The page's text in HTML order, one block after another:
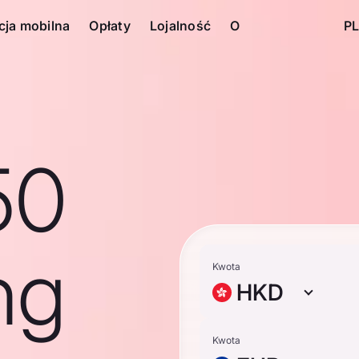
mobilna Opłaty Lojalność O PL
Kwota
HKD
Kwota